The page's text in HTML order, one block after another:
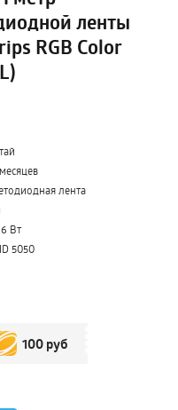
ленты
RGB Color
лента
Вт
5050
100 руб